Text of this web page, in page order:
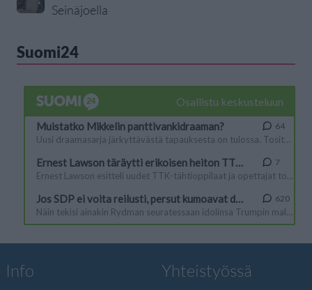
Seinäjoella
Suomi24
Info Yhteistyössä